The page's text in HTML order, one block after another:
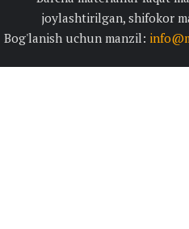
joylashtirilgan, shifokor
Bog'lanish uchun manzil: